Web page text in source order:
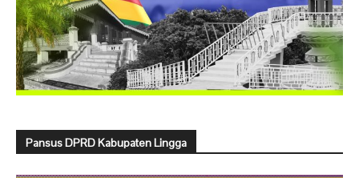
Pansus DPRD Kabupaten Lingga